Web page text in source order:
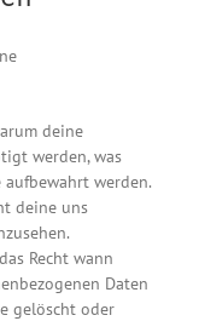
deine
werden, was
werden.
deine uns
Recht wann
Daten
gelöscht oder